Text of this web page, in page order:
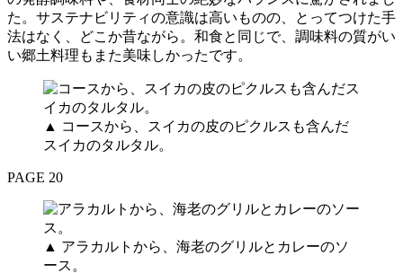
た。サステナビリティの意識は高いものの、とってつけた手
法はなく、どこか昔ながら。和食と同じで、調味料の質がい
い郷土料理もまた美味しかったです。
▲ コースから、スイカの皮のピクルスも含んだ
スイカのタルタル。
PAGE 20
▲ アラカルトから、海老のグリルとカレーのソ
ース。